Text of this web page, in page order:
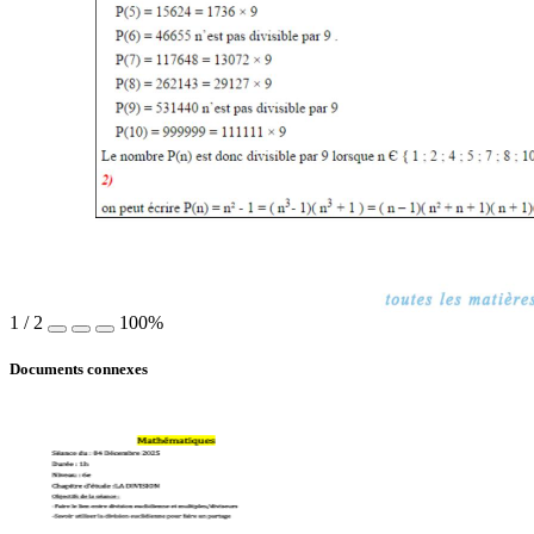
1 / 2 100%
Documents connexes